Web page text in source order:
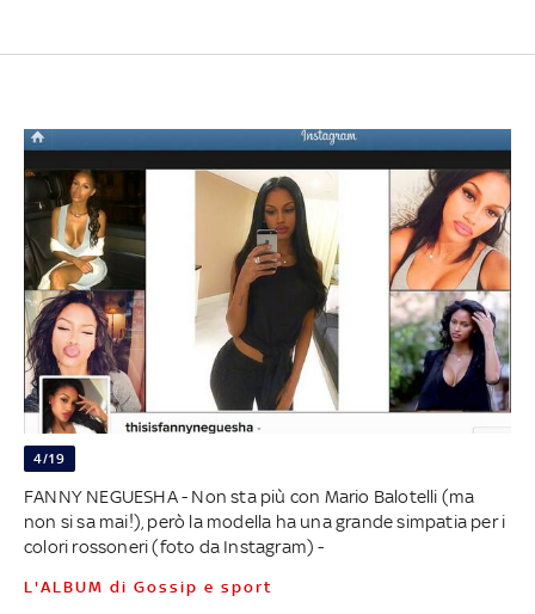
4/19
FANNY NEGUESHA - Non sta più con Mario Balotelli (ma
non si sa mai!), però la modella ha una grande simpatia per i
colori rossoneri (foto da Instagram) -
L'ALBUM di Gossip e sport